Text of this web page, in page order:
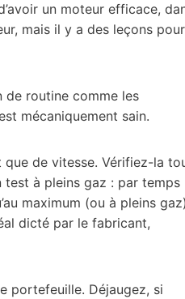
un moteur efficace,
mais il y a des leçons pour
de routine comme les
mécaniquement sain.
de vitesse. Vérifiez-la
test à pleins gaz : par temps
maximum (ou à pleins
dicté par le fabricant,
portefeuille. Déjaugez, si